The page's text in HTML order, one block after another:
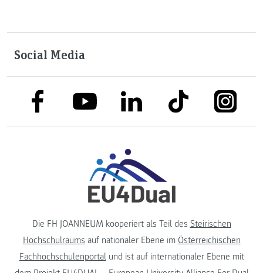
Social Media
link to facebooklink to youtubelink to linkedinlink to tiktok
Die FH JOANNEUM kooperiert als Teil des Steirischen
Hochschulraums auf nationaler Ebene im Österreichischen
Fachhochschulenportalund ist auf internationaler Ebene mit